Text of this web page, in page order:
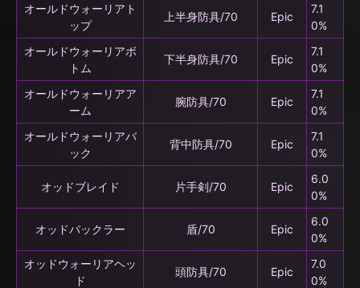
オールドウォーリアト
ップ
上半身防具/70 Epic
7.1
0%
オールドウォーリアボ
トム
下半身防具/70 Epic
7.1
0%
オールドウォーリアア
ーム
腕防具/70 Epic
7.1
0%
オールドウォーリアバ
ック
背中防具/70 Epic
7.1
0%
オッドブレイド 片手剣/70 Epic
6.0
0%
オッドバックラー 盾/70 Epic
6.0
0%
オッドウォーリアヘッ
ド
頭防具/70 Epic
7.0
0%